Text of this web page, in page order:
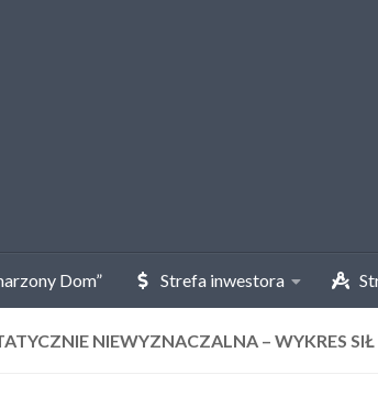
Dom” Strefa inwestora
NIEWYZNACZALNA – WYKRES